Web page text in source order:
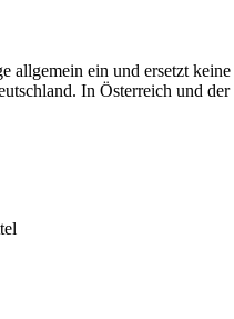
allgemein ein und ersetzt
In Österreich und